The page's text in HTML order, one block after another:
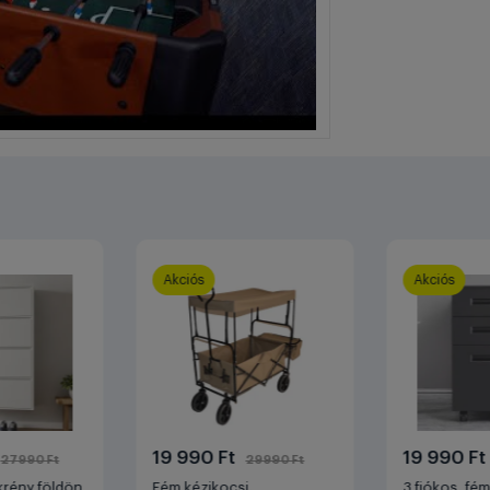
27990 Ft
Akciós
19 990 Ft 29990 Ft
Akciós
19 990 Ft